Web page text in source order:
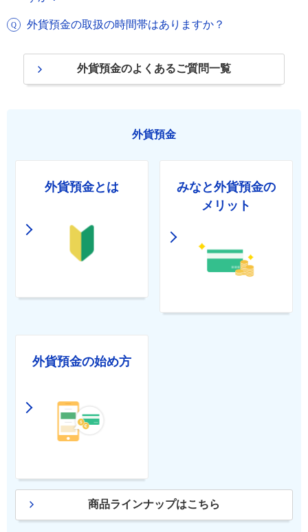
外貨預金の取扱の時間帯はありますか？
外貨預金のよくあるご質問一覧
外貨預金
外貨預金とは
みなと外貨預金の
メリット
外貨預金の始め方
商品ラインナップはこちら